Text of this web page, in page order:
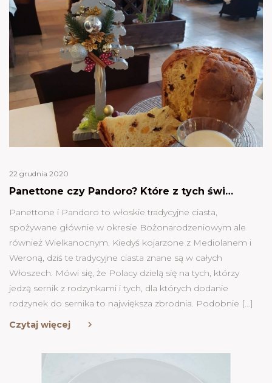
22 grudnia 2020
Panettone czy Pandoro? Które z tych świątecznych, włoskich ciast wybierasz?
Panettone i Pandoro to włoskie tradycyjne ciasta,
spożywane głównie w okresie Bożonarodzeniowym ale
również Wielkanocnym. Kiedyś kojarzone z Mediolanem i
Weroną, dziś te tradycyjne ciasta znane są w całych
Włoszech. Mówi się, że Polacy dzielą się na tych, którzy
jedzą sernik z rodzynkami i tych, dla których dodanie
rodzynek do sernika to największa zbrodnia. Podobnie […]
Czytaj więcej